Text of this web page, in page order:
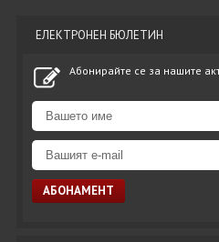
ЕЛЕКТРОНЕН БЮЛЕТИН
Абонирайте се за нашите